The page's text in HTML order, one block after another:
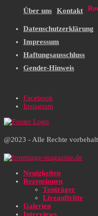
Über uns Kontakt
Datenschutzerklärung
Impressum
Haftungsausschluss
Gender-Hinweis
Facebook
Instagram
@2023 - Alle Rechte
Neuigkeiten
Rezensionen
Tonträger
Liveauftritte
Galerien
Interviews